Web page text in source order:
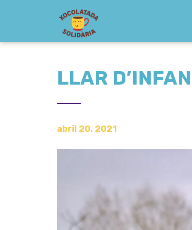
LLAR
abril 20, 2021